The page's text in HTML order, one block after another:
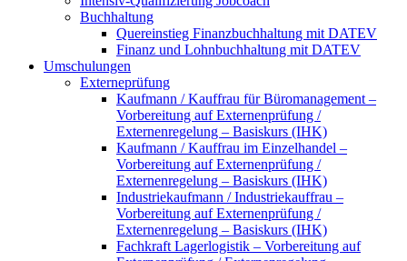
Buchhaltung
Quereinstieg Finanzbuchhaltung mit DATEV
Finanz und Lohnbuchhaltung mit DATEV
Umschulungen
Externeprüfung
Kaufmann / Kauffrau für Büromanagement –
Vorbereitung auf Externenprüfung /
Externenregelung – Basiskurs (IHK)
Kaufmann / Kauffrau im Einzelhandel –
Vorbereitung auf Externenprüfung /
Externenregelung – Basiskurs (IHK)
Industriekaufmann / Industriekauffrau –
Vorbereitung auf Externenprüfung /
Externenregelung – Basiskurs (IHK)
Fachkraft Lagerlogistik – Vorbereitung auf